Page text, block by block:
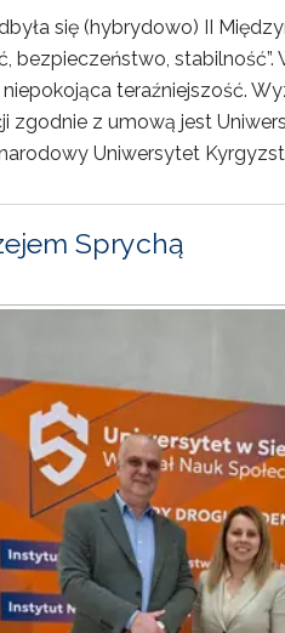
się (hybrydowo) II
bezpieczeństwo,
teraźniejszość.
zgodnie z umową jest
Uniwersytet
Sprychą